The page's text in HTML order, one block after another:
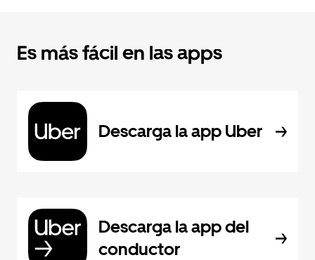
Es más fácil en las apps
Descarga la app Uber
Descarga la app del
conductor